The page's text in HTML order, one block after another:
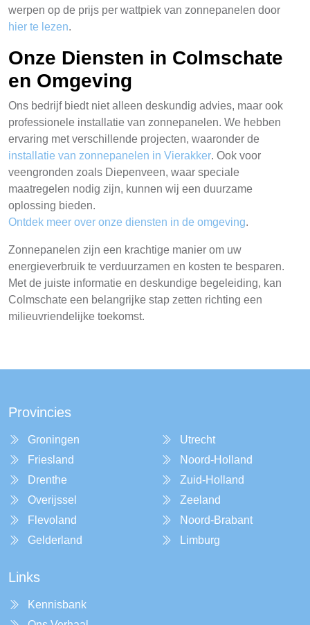
werpen op de prijs per wattpiek van zonnepanelen door
hier te lezen.
Onze Diensten in Colmschate
en Omgeving
Ons bedrijf biedt niet alleen deskundig advies, maar ook
professionele installatie van zonnepanelen. We hebben
ervaring met verschillende projecten, waaronder de
installatie van zonnepanelen in Vierakker. Ook voor
veengronden zoals Diepenveen, waar speciale
maatregelen nodig zijn, kunnen wij een duurzame
oplossing bieden.
Ontdek meer over onze diensten in de omgeving.
Zonnepanelen zijn een krachtige manier om uw
energieverbruik te verduurzamen en kosten te besparen.
Met de juiste informatie en deskundige begeleiding, kan
Colmschate een belangrijke stap zetten richting een
milieuvriendelijke toekomst.
Provincies
Groningen
Friesland
Drenthe
Overijssel
Flevoland
Gelderland
Utrecht
Noord-Holland
Zuid-Holland
Zeeland
Noord-Brabant
Limburg
Links
Kennisbank